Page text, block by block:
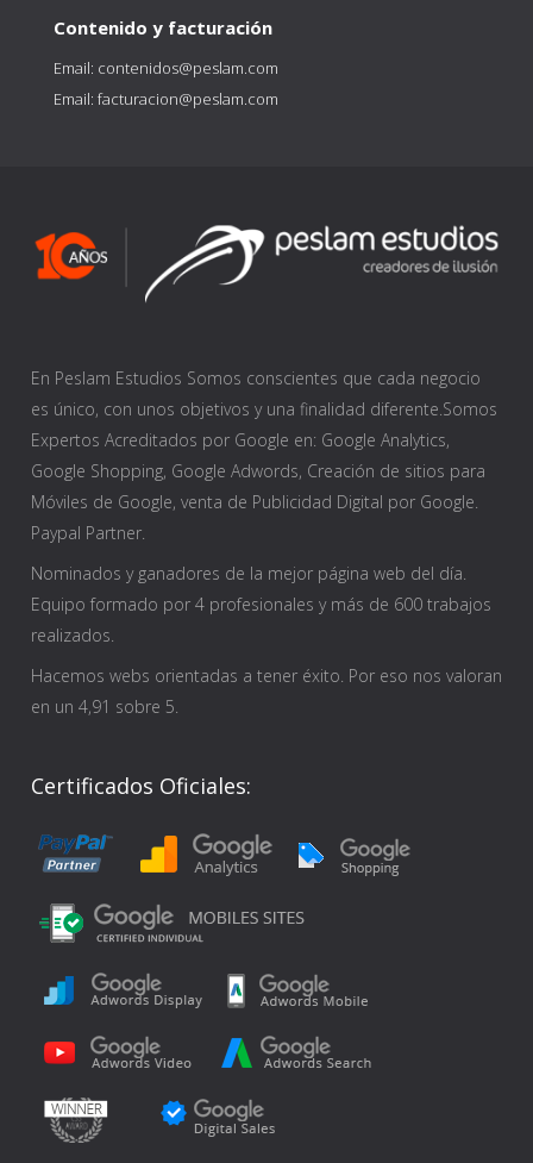
Contenido y facturación
Email: contenidos@peslam.com
Email: facturacion@peslam.com
En Peslam Estudios Somos conscientes que cada negocio
es único, con unos objetivos y una finalidad diferente.Somos
Expertos Acreditados por Google en: Google Analytics,
Google Shopping, Google Adwords, Creación de sitios para
Móviles de Google, venta de Publicidad Digital por Google.
Paypal Partner.
Nominados y ganadores de la mejor página web del día.
Equipo formado por 4 profesionales y más de 600 trabajos
realizados.
Hacemos webs orientadas a tener éxito. Por eso nos valoran
en un 4,91 sobre 5.
Certificados Oficiales: